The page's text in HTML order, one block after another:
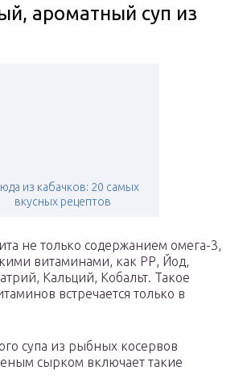
ароматный суп из
из кабачков: 20 самых
вкусных рецептов
не только содержанием омега-3,
витаминами, как РР, Йод,
Кальций, Кобальт. Такое
встречается только в
супа из рыбных косервов
сырком включает такие